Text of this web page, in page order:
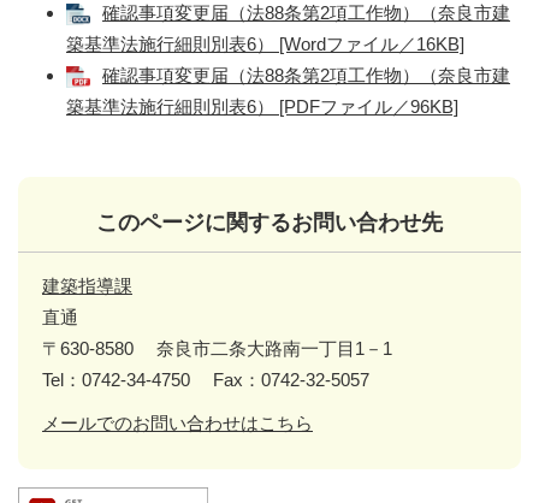
確認事項変更届（法88条第2項工作物）（奈良市建
築基準法施行細則別表6） [Wordファイル／16KB]
確認事項変更届（法88条第2項工作物）（奈良市建
築基準法施行細則別表6） [PDFファイル／96KB]
このページに関するお問い合わせ先
建築指導課
直通
〒630-8580
奈良市二条大路南一丁目1－1
Tel：0742-34-4750
Fax：0742-32-5057
メールでのお問い合わせはこちら